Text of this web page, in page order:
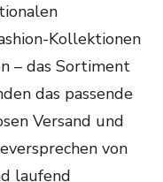
Kollektionen
– das Sortiment
das passende
Versand und
von
laufend